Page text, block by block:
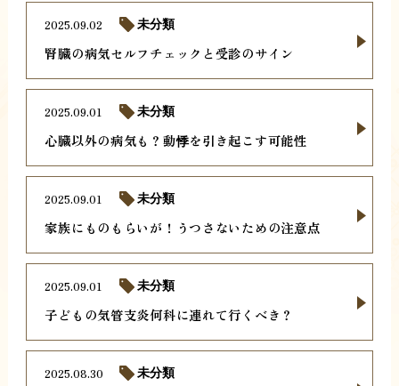
腎臓の病気セルフチェックと受診のサイン
2025.09.02 未分類
心臓以外の病気も？動悸を引き起こす可能性
2025.09.01 未分類
家族にものもらいが！うつさないための注意点
2025.09.01 未分類
子どもの気管支炎何科に連れて行くべき？
2025.09.01 未分類
2025.08.30 未分類